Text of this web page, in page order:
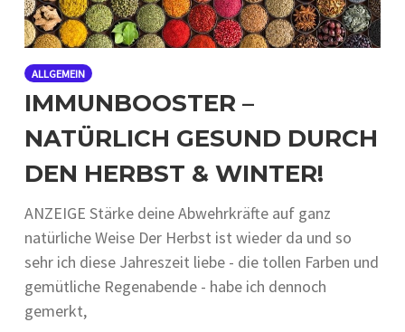
ALLGEMEIN
IMMUNBOOSTER –
NATÜRLICH GESUND DURCH
DEN HERBST & WINTER!
ANZEIGE Stärke deine Abwehrkräfte auf ganz
natürliche Weise Der Herbst ist wieder da und so
sehr ich diese Jahreszeit liebe - die tollen Farben und
gemütliche Regenabende - habe ich dennoch
gemerkt,